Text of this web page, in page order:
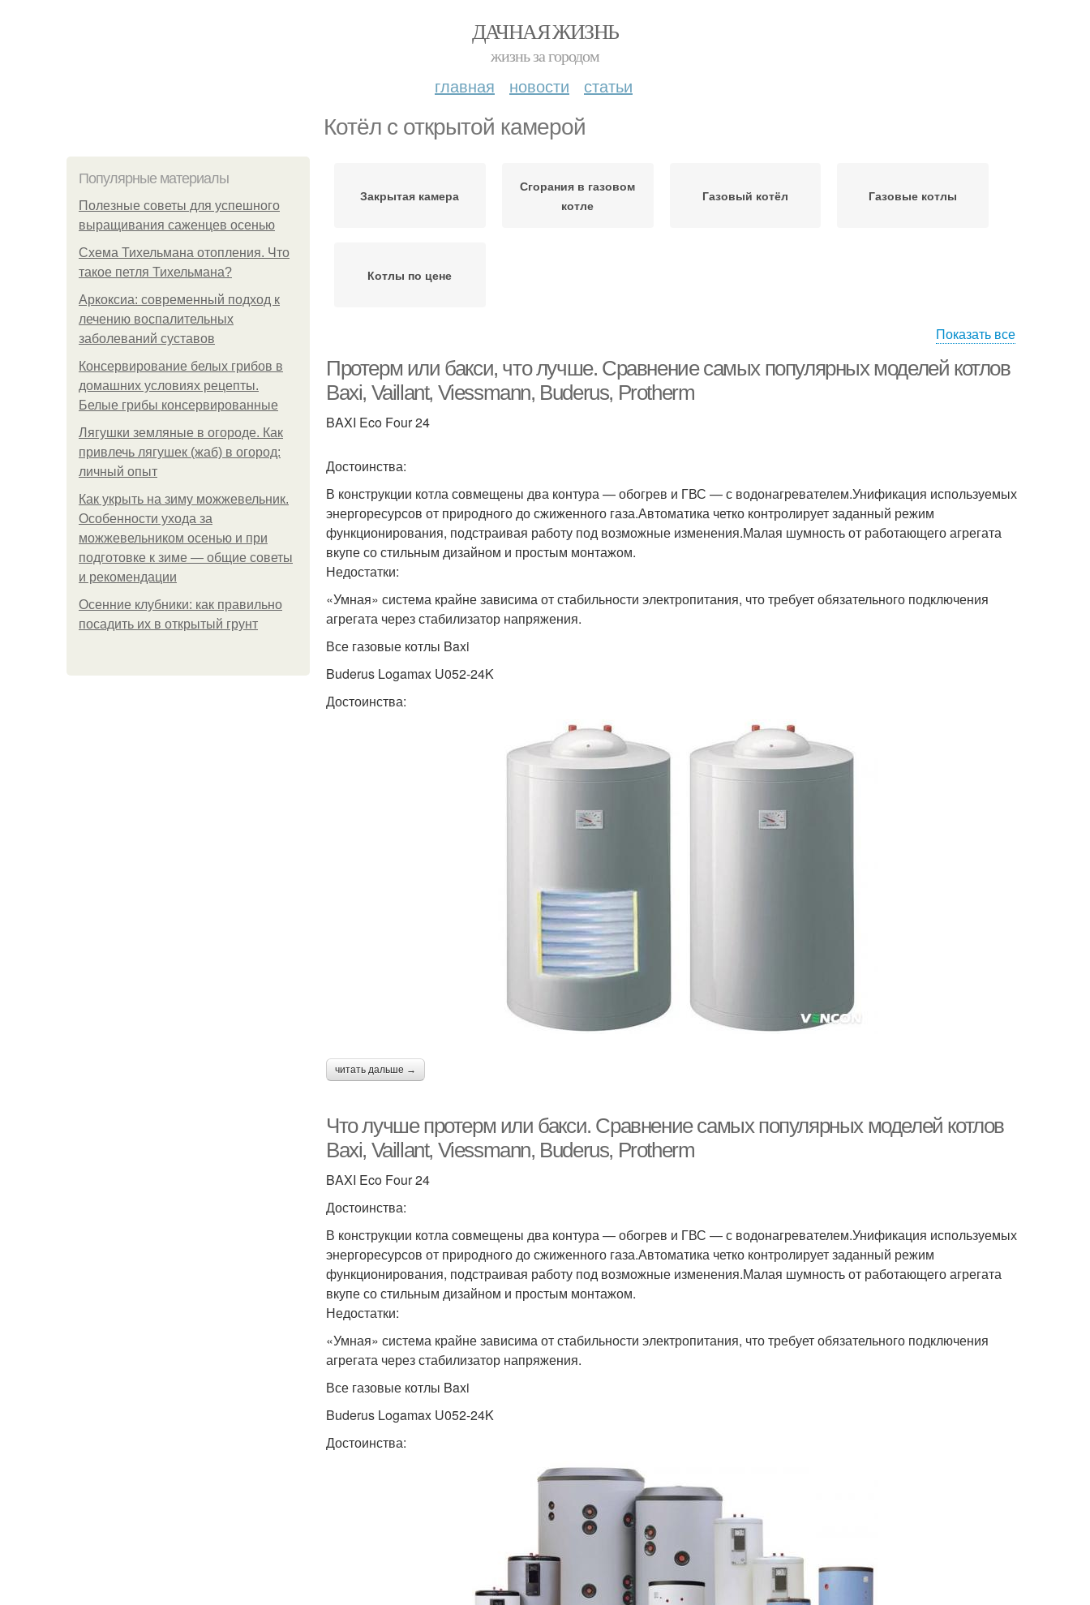
ДАЧНАЯ ЖИЗНЬ
жизнь за городом
главная новости статьи
Котёл с открытой камерой
Популярные материалы
Полезные советы для успешного
выращивания саженцев осенью
Схема Тихельмана отопления. Что
такое петля Тихельмана?
Аркоксиа: современный подход к
лечению воспалительных
заболеваний суставов
Консервирование белых грибов в
домашних условиях рецепты.
Белые грибы консервированные
Лягушки земляные в огороде. Как
привлечь лягушек (жаб) в огород:
личный опыт
Как укрыть на зиму можжевельник.
Особенности ухода за
можжевельником осенью и при
подготовке к зиме — общие советы
и рекомендации
Осенние клубники: как правильно
посадить их в открытый грунт
Закрытая камера
Сгорания в газовом
котле
Газовый котёл Газовые котлы
Котлы по цене
Показать все
Протерм или бакси, что лучше. Сравнение самых популярных моделей котлов
Baxi, Vaillant, Viessmann, Buderus, Protherm
BAXI Eco Four 24
Достоинства:
В конструкции котла совмещены два контура — обогрев и ГВС — с водонагревателем.Унификация используемых
энергоресурсов от природного до сжиженного газа.Автоматика четко контролирует заданный режим
функционирования, подстраивая работу под возможные изменения.Малая шумность от работающего агрегата
вкупе со стильным дизайном и простым монтажом.
Недостатки:
«Умная» система крайне зависима от стабильности электропитания, что требует обязательного подключения
агрегата через стабилизатор напряжения.
Все газовые котлы Baxi
Buderus Logamax U052-24K
Достоинства:
читать дальше →
Что лучше протерм или бакси. Сравнение самых популярных моделей котлов
Baxi, Vaillant, Viessmann, Buderus, Protherm
BAXI Eco Four 24
Достоинства:
В конструкции котла совмещены два контура — обогрев и ГВС — с водонагревателем.Унификация используемых
энергоресурсов от природного до сжиженного газа.Автоматика четко контролирует заданный режим
функционирования, подстраивая работу под возможные изменения.Малая шумность от работающего агрегата
вкупе со стильным дизайном и простым монтажом.
Недостатки:
«Умная» система крайне зависима от стабильности электропитания, что требует обязательного подключения
агрегата через стабилизатор напряжения.
Все газовые котлы Baxi
Buderus Logamax U052-24K
Достоинства: